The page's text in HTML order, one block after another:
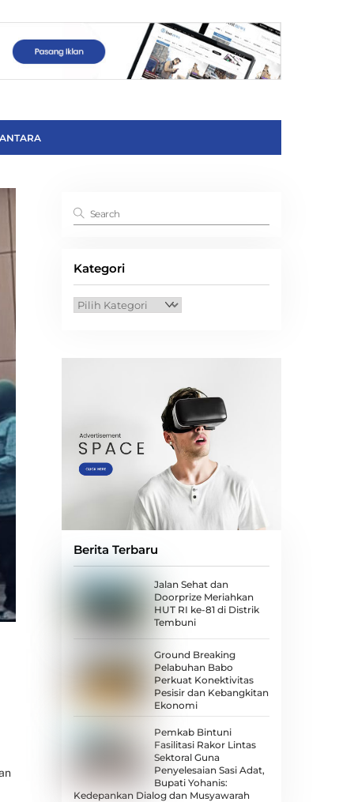
Kategori
Kategori
Berita Terbaru
Jalan Sehat dan
Doorprize Meriahkan
HUT RI ke-81 di Distrik
Tembuni
Ground Breaking
Pelabuhan Babo
Perkuat Konektivitas
Pesisir dan Kebangkitan
Ekonomi
Pemkab Bintuni
Fasilitasi Rakor Lintas
Sektoral Guna
Penyelesaian Sasi Adat,
Bupati Yohanis:
Kedepankan Dialog dan Musyawarah